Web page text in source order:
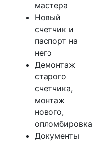
мастера
Новый
счетчик и
паспорт на
него
Демонтаж
старого
счетчика,
монтаж
нового,
опломбировка
Документы